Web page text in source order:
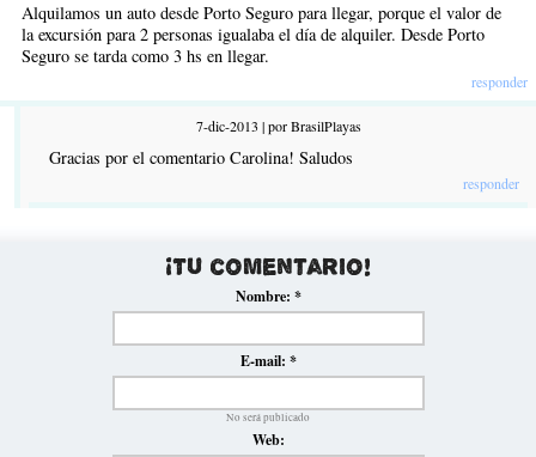
Alquilamos un auto desde Porto Seguro para llegar, porque el valor de
la excursión para 2 personas igualaba el día de alquiler. Desde Porto
Seguro se tarda como 3 hs en llegar.
responder
7-dic-2013 | por BrasilPlayas
Gracias por el comentario Carolina! Saludos
responder
¡Tu comentario!
Nombre: *
E-mail: *
No será publicado
Web: